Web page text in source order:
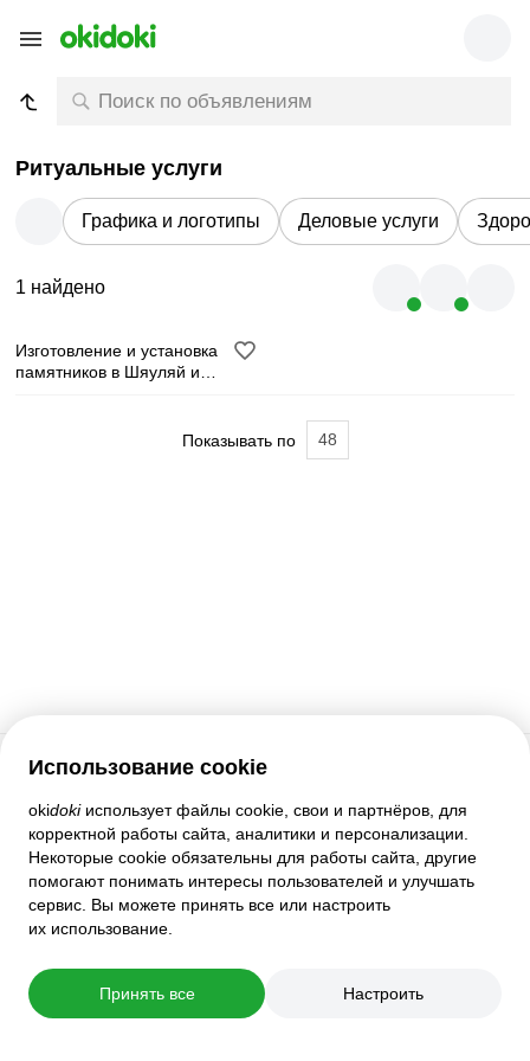
Ритуальные услуги
Графика и логотипы Деловые услуги
1 найдено
Изготовление и установка
памятников в Шяуляй и
Показывать по 48
Использование cookie
okidokiиспользует файлы cookie, свои и партнёров, для
корректной работы сайта, аналитики и персонализации.
Некоторые cookie обязательны для работы сайта, другие
помогают понимать интересы пользователей и улучшать
сервис. Вы можете принять все или настроить
их использование.
Принять все Настроить
Служба поддержки
Помощь
Правила и соглашения
Настройки приватности
Полная версия сайта
© 2007–2026 oki